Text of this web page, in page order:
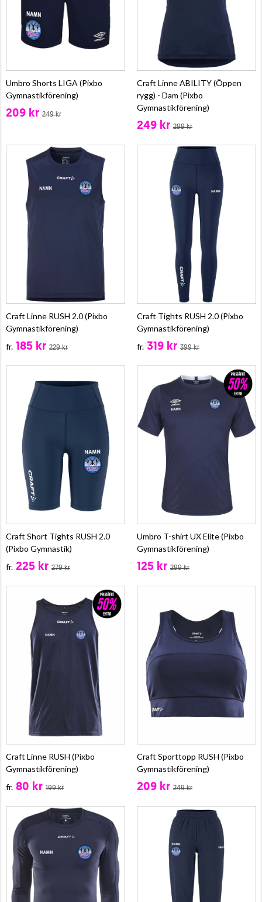
Umbro Shorts LIGA (Pixbo
Gymnastikförening)
209 kr 249 kr
Craft Linne ABILITY (Öppen
rygg) - Dam (Pixbo
Gymnastikförening)
249 kr 299 kr
Craft Linne RUSH 2.0 (Pixbo
Gymnastikförening)
fr. 185 kr 229 kr
Craft Tights RUSH 2.0 (Pixbo
Gymnastikförening)
fr. 319 kr 399 kr
Craft Short Tights RUSH 2.0
(Pixbo Gymnastik)
fr. 225 kr 279 kr
Umbro T-shirt UX Elite (Pixbo
Gymnastikförening)
125 kr 299 kr
Craft Linne RUSH (Pixbo
Gymnastikförening)
fr. 80 kr 199 kr
Craft Sporttopp RUSH (Pixbo
Gymnastikförening)
209 kr 249 kr